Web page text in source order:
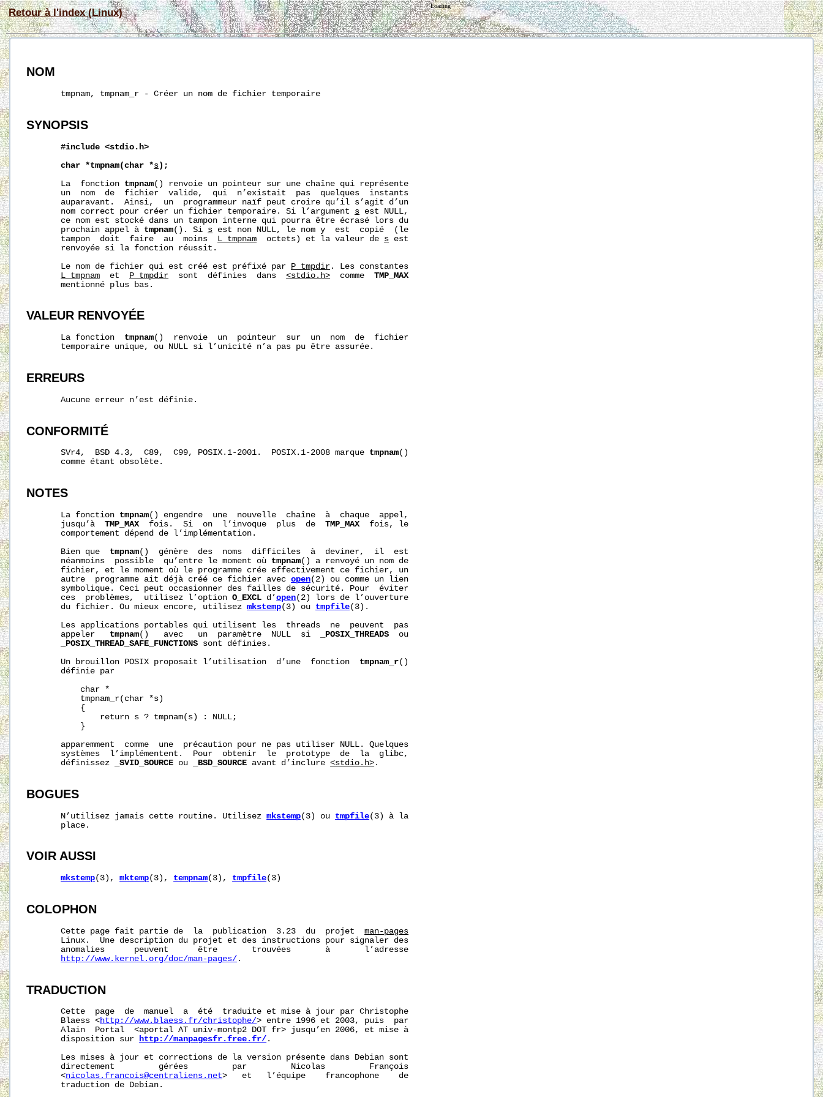
Retour à l'index (Linux)
Loading
NOM
       tmpnam, tmpnam_r - Créer un nom de fichier temporaire
SYNOPSIS
#include <stdio.h>
char *tmpnam(char *s);
       La  fonction
tmpnam() renvoie un pointeur sur une chaîne qui représente
       un  nom  de  fichier  valide,  qui  n’existait  pas  quelques  instants
       auparavant.  Ainsi,  un  programmeur naïf peut croire qu’il s’agit d’un
       nom correct pour créer un fichier temporaire. Si l’argument
s est NULL,
       ce nom est stocké dans un tampon interne qui pourra être écrasé lors du
       prochain appel à
tmpnam(). Si s est non NULL, le nom y  est  copié  (le
       tampon  doit  faire  au  moins
L_tmpnam
  octets) et la valeur de
s est
       renvoyée si la fonction réussit.
       Le nom de fichier qui est créé est préfixé par
P_tmpdir . Les constantes
L_tmpnam
  et
P_tmpdir
  sont  définies  dans
<stdio.h>
  comme
TMP_MAX
       mentionné plus bas.
VALEUR RENVOYÉE
       La fonction
tmpnam()  renvoie  un  pointeur  sur  un  nom  de  fichier
       temporaire unique, ou NULL si l’unicité n’a pas pu être assurée.
ERREURS
       Aucune erreur n’est définie.
CONFORMITÉ
       SVr4,  BSD 4.3,  C89,  C99, POSIX.1-2001.  POSIX.1-2008 marque
tmpnam()
       comme étant obsolète.
NOTES
       La fonction
tmpnam() engendre  une  nouvelle  chaîne  à  chaque  appel,
       jusqu’à
TMP_MAX
  fois.  Si  on  l’invoque  plus  de
TMP_MAX
  fois, le
       comportement dépend de l’implémentation.
       Bien que
tmpnam()  génère  des  noms  difficiles  à  deviner,  il  est
       néanmoins  possible  qu’entre le moment où
tmpnam() a renvoyé un nom de
       fichier, et le moment où le programme crée effectivement ce fichier, un
       autre  programme ait déjà créé ce fichier avec
open(2) ou comme un lien
       symbolique. Ceci peut occasionner des failles de sécurité. Pour  éviter
       ces  problèmes,  utilisez l’option
O_EXCL d’open(2) lors de l’ouverture
       du fichier. Ou mieux encore, utilisez
mkstemp(3) ou tmpfile(3).
       Les applications portables qui utilisent les  threads  ne  peuvent  pas
       appeler
tmpnam()   avec   un  paramètre  NULL  si _POSIX_THREADS
  ou
_POSIX_THREAD_SAFE_FUNCTIONS sont définies.
       Un brouillon POSIX proposait l’utilisation  d’une  fonction
tmpnam_r()
       définie par
           char *
           tmpnam_r(char *s)
           {
               return s ? tmpnam(s) : NULL;
           }
       apparemment  comme  une  précaution pour ne pas utiliser NULL. Quelques
       systèmes  l’implémentent.  Pour  obtenir  le  prototype  de  la  glibc,
       définissez
_SVID_SOURCE ou _BSD_SOURCE avant d’inclure <stdio.h> .
BOGUES
       N’utilisez jamais cette routine. Utilisez
mkstemp(3) ou tmpfile(3) à la
       place.
VOIR AUSSI
mkstemp(3), mktemp(3), tempnam(3), tmpfile(3)
COLOPHON
       Cette page fait partie de  la  publication  3.23  du  projet
man-pages
       Linux.  Une description du projet et des instructions pour signaler des
       anomalies      peuvent      être       trouvées       à       l’adresse
http://www.kernel.org/doc/man-pages/ .
TRADUCTION
       Cette  page  de  manuel  a  été  traduite et mise à jour par Christophe
       Blaess <
http://www.blaess.fr/christophe/> entre 1996 et 2003, puis  par
       Alain  Portal  <aportal AT univ-montp2 DOT fr> jusqu’en 2006, et mise à
       disposition sur
http://manpagesfr.free.fr/ .
       Les mises à jour et corrections de la version présente dans Debian sont
       directement         gérées         par         Nicolas         François
       <
nicolas.francois@centraliens.net>   et   l’équipe    francophone    de
       traduction de Debian.